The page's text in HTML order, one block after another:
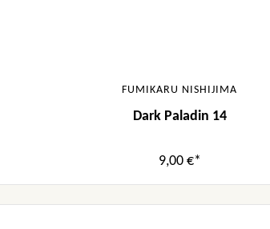
FUMIKARU NISHIJIMA
Dark Paladin 14
9,00 €*